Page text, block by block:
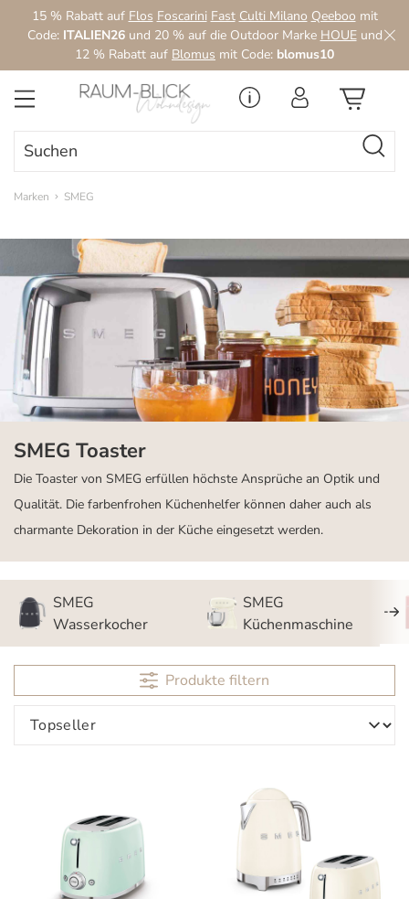
Zum Hauptinhalt springen
15 % Rabatt auf Flos Foscarini Fast Culti Milano Qeeboo mit
Code: ITALIEN26und 20 % auf die Outdoor Marke HOUEund
12 % Rabatt auf Blomus mit Code: blomus10
Marken SMEG
SMEG Toaster
Die Toaster von SMEG erfüllen höchste Ansprüche an Optik und
Qualität. Die farbenfrohen Küchenhelfer können daher auch als
charmante Dekoration in der Küche eingesetzt werden.
SMEG
Wasserkocher
SMEG
Küchenmaschine
Produkte filtern